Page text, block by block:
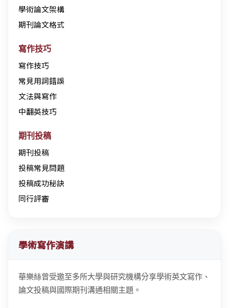
學術論文架構
期刊論文格式
寫作技巧
寫作技巧
常見用詞錯誤
文法與寫作
中翻英技巧
期刊投稿
期刊投稿
投稿常見問題
投稿成功秘訣
同行評審
學術寫作演講
華樂絲曾受邀至多所大學與研究機構分享學術英文寫作、
論文投稿與國際期刊溝通相關主題。